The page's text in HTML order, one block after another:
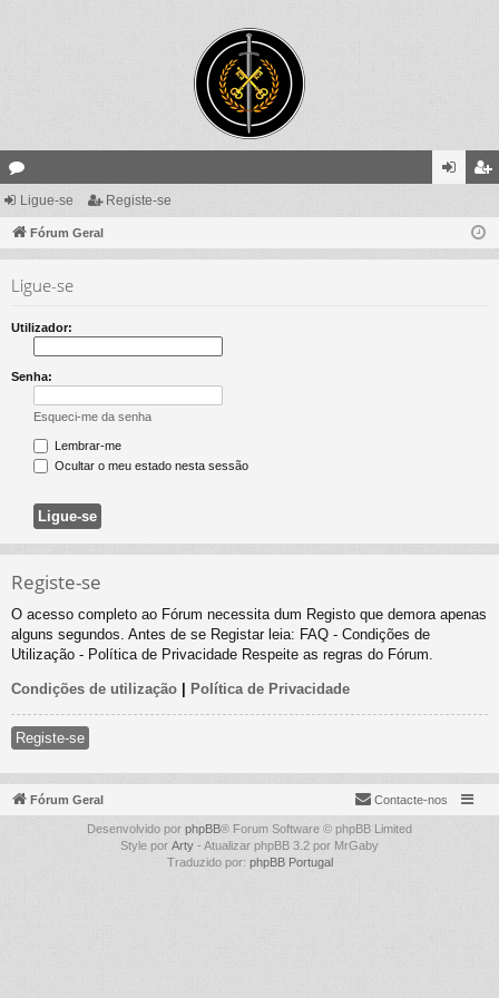
ór
un ist
Ligue-se Registe-se
Fórum Geral
Ligue-se
Utilizador:
Senha:
Esqueci-me da senha
Lembrar-me
Ocultar o meu estado nesta sessão
Registe-se
O acesso completo ao Fórum necessita dum Registo que demora apenas
alguns segundos. Antes de se Registar leia: FAQ - Condições de
Utilização - Política de Privacidade Respeite as regras do Fórum.
Condições de utilização | Política de Privacidade
Registe-se
Fórum Geral Contacte-nos
Desenvolvido por phpBB® Forum Software © phpBB Limited
Style por Arty - Atualizar phpBB 3.2 por MrGaby
Traduzido por: phpBB Portugal